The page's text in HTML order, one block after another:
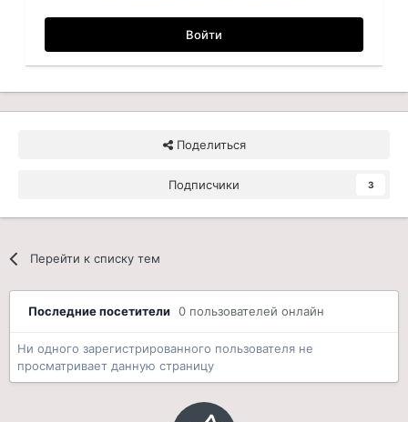
Войти
Поделиться
Подписчики 3
Перейти к списку тем
Последние посетители 0 пользователей онлайн
Ни одного зарегистрированного пользователя не
просматривает данную страницу